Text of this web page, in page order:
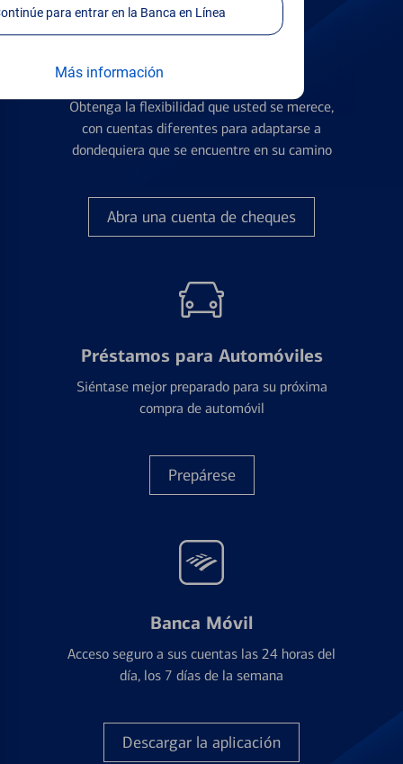
Continúe para entrar en la Banca en Línea
Más informaciónCuentas de Cheques
Obtenga la flexibilidad que usted se merece,
con cuentas diferentes para adaptarse a
dondequiera que se encuentre en su camino
Abra una cuenta de cheques
Préstamos para Automóviles
Siéntase mejor preparado para su próxima
compra de automóvil
Prepárese
Banca Móvil
Acceso seguro a sus cuentas las 24 horas del
día, los 7 días de la semana
Descargar la aplicación